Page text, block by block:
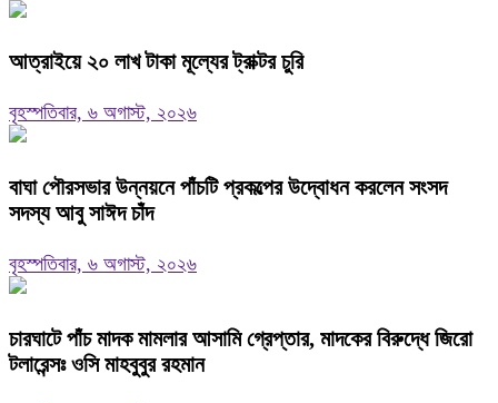
আত্রাইয়ে ২০ লাখ টাকা মূল্যের ট্রাক্টর চুরি
বৃহস্পতিবার, ৬ অগাস্ট, ২০২৬
বাঘা পৌরসভার উন্নয়নে পাঁচটি প্রকল্পের উদ্বোধন করলেন সংসদ
সদস্য আবু সাঈদ চাঁদ
বৃহস্পতিবার, ৬ অগাস্ট, ২০২৬
চারঘাটে পাঁচ মাদক মামলার আসামি গ্রেপ্তার, মাদকের বিরুদ্ধে জিরো
টলারেন্সঃ ওসি মাহবুবুর রহমান